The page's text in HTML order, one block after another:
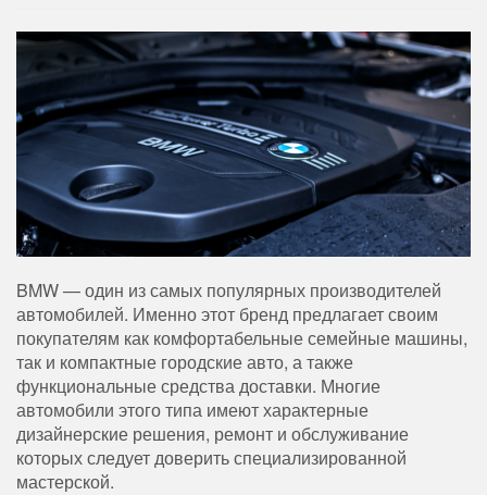
BMW — один из самых популярных производителей
автомобилей. Именно этот бренд предлагает своим
покупателям как комфортабельные семейные машины,
так и компактные городские авто, а также
функциональные средства доставки. Многие
автомобили этого типа имеют характерные
дизайнерские решения, ремонт и обслуживание
которых следует доверить специализированной
мастерской.